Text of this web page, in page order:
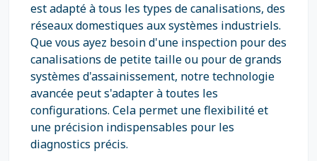
est adapté à tous les types de canalisations, des
réseaux domestiques aux systèmes industriels.
Que vous ayez besoin d'une inspection pour des
canalisations de petite taille ou pour de grands
systèmes d'assainissement, notre technologie
avancée peut s'adapter à toutes les
configurations. Cela permet une flexibilité et
une précision indispensables pour les
diagnostics précis.